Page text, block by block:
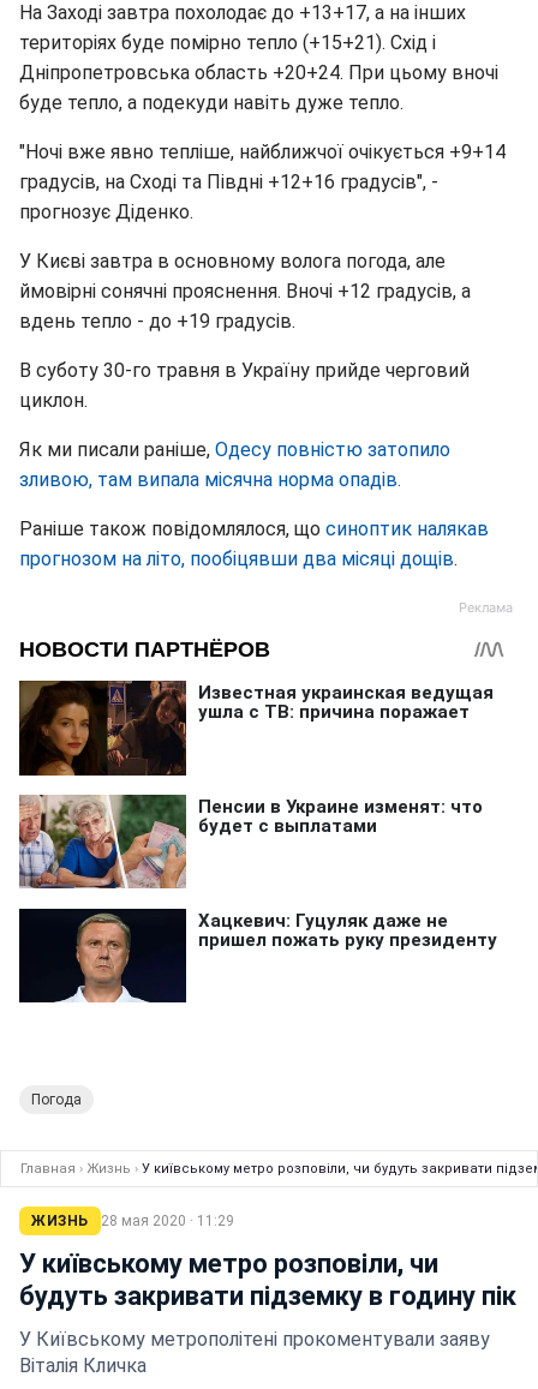
На Заході завтра похолодає до +13+17, а на інших
територіях буде помірно тепло (+15+21). Схід і
Дніпропетровська область +20+24. При цьому вночі
буде тепло, а подекуди навіть дуже тепло.
"Ночі вже явно тепліше, найближчої очікується +9+14
градусів, на Сході та Півдні +12+16 градусів", -
прогнозує Діденко.
У Києві завтра в основному волога погода, але
ймовірні сонячні прояснення. Вночі +12 градусів, а
вдень тепло - до +19 градусів.
В суботу 30-го травня в Україну прийде черговий
циклон.
Як ми писали раніше, Одесу повністю затопило
зливою, там випала місячна норма опадів.
Раніше також повідомлялося, що синоптик налякав
прогнозом на літо, пообіцявши два місяці дощів.
Погода
Главная › Жизнь › У київському метро розповіли, чи будуть закривати
ЖИЗНЬ 28 мая 2020 · 11:29
У київському метро розповіли, чи
будуть закривати підземку в годину пік
У Київському метрополітені прокоментували заяву
Віталія Кличка